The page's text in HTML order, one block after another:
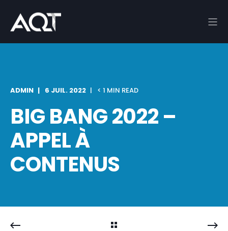
ADMIN 6 JUIL. 2022 < 1 MIN READ
BIG BANG 2022 –
APPEL À
CONTENUS